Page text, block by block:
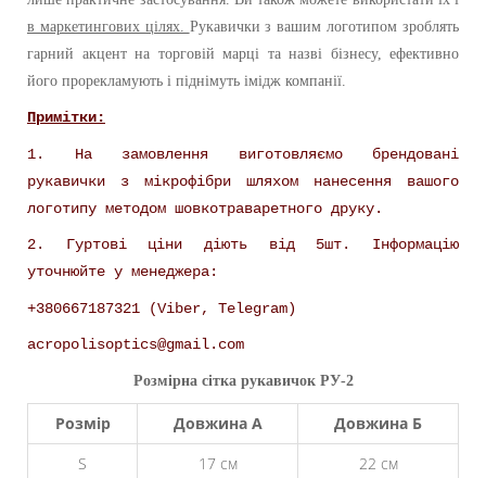
в маркетингових цілях. Рукавички з вашим логотипом зроблять
гарний акцент на торговій марці та назві бізнесу, ефективно
його прорекламують і піднімуть імідж компанії.
Примітки:
1. На замовлення виготовляємо брендовані
рукавички з мікрофібри шляхом нанесення вашого
логотипу методом шовкотраваретного друку.
2. Гуртові ціни діють від 5шт. Інформацію
уточнюйте у менеджера:
+380667187321 (Viber, Telegram)
acropolisoptics@gmail.com
Розмірна сітка рукавичок РУ-2
Розмір Довжина А
Довжина Б
S
17 см
22 см